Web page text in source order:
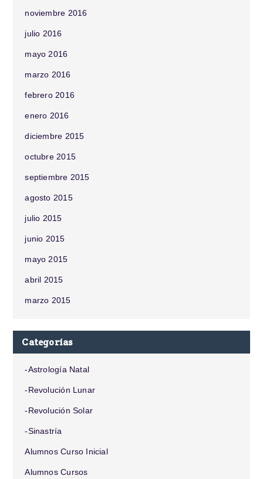
noviembre 2016
julio 2016
mayo 2016
marzo 2016
febrero 2016
enero 2016
diciembre 2015
octubre 2015
septiembre 2015
agosto 2015
julio 2015
junio 2015
mayo 2015
abril 2015
marzo 2015
Categorías
-Astrología Natal
-Revolución Lunar
-Revolución Solar
-Sinastría
Alumnos Curso Inicial
Alumnos Cursos